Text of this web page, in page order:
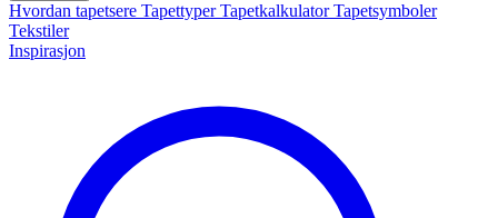
Hvordan tapetsere TapettyperTapetkalkulatorTapetsymboler
Tekstiler
Inspirasjon